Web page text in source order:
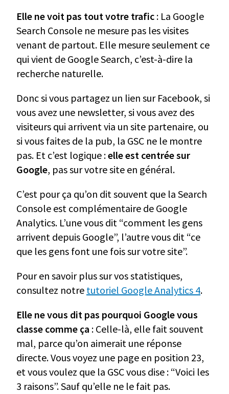
Elle ne voit pas tout votre trafic : La Google
Search Console ne mesure pas les visites
venant de partout. Elle mesure seulement ce
qui vient de Google Search, c’est-à-dire la
recherche naturelle.
Donc si vous partagez un lien sur Facebook, si
vous avez une newsletter, si vous avez des
visiteurs qui arrivent via un site partenaire, ou
si vous faites de la pub, la GSC ne le montre
pas. Et c’est logique :elle est centrée sur
Google, pas sur votre site en général.
C’est pour ça qu’on dit souvent que la Search
Console est complémentaire de Google
Analytics. L’une vous dit “comment les gens
arrivent depuis Google”, l’autre vous dit “ce
que les gens font une fois sur votre site”.
Pour en savoir plus sur vos statistiques,
consultez notre tutoriel Google Analytics 4.
Elle ne vous dit pas pourquoi Google vous
classe comme ça : Celle-là, elle fait souvent
mal, parce qu’on aimerait une réponse
directe. Vous voyez une page en position 23,
et vous voulez que la GSC vous dise : “Voici les
3 raisons”. Sauf qu’elle ne le fait pas.